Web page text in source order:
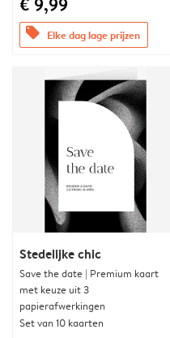
offers Elke dag lage prijzen
Stedelijke chic
Save the date | Premium kaart
met keuze uit 3
papierafwerkingen
Set van 10 kaarten